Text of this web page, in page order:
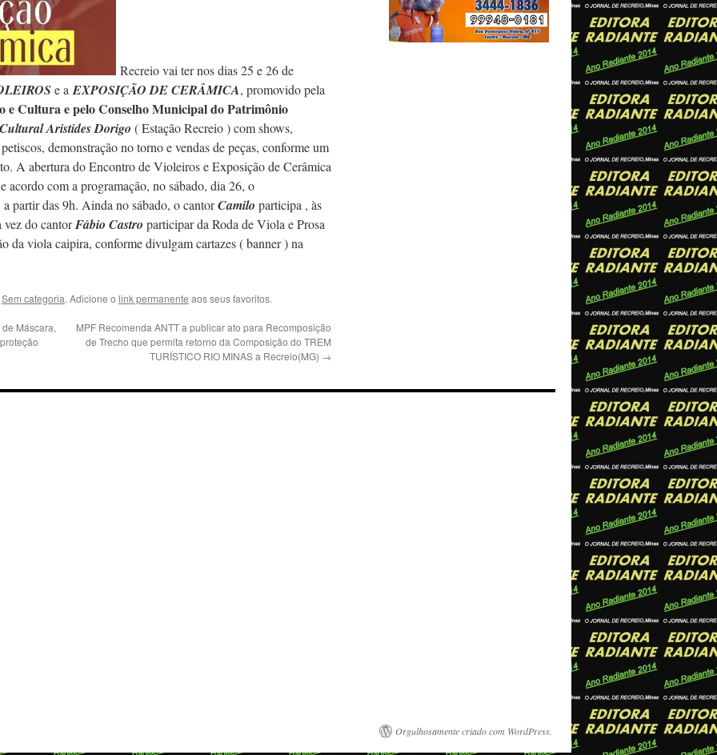
Recreio vai ter nos dias 25 e 26 de
e a EXPOSIÇÃO DE CERÂMICA, promovido pela
e Cultura e pelo Conselho Municipal do Patrimônio
Aristides Dorigo ( Estação Recreio ) com shows,
demonstração no torno e vendas de peças, conforme um
A abertura do Encontro de Violeiros e Exposição de Cerâmica
acordo com a programação, no sábado, dia 26, o
partir das 9h. Ainda no sábado, o cantorCamilo participa , às
vez do cantorFábio Castro participar da Roda de Viola e Prosa
da viola caipira, conforme divulgam cartazes ( banner ) na
Sem categoria. Adicione o link permanente aos seus favoritos.
Máscara,
MPF Recomenda ANTT a publicar ato para Recomposição
de Trecho que permita retorno da Composição do TREM
TURÍSTICO RIO MINAS a Recreio(MG) →
Orgulhosamente criado com WordPress.